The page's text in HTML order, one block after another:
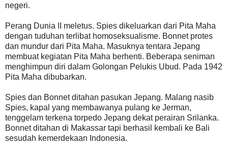
negeri.
Perang Dunia II meletus. Spies dikeluarkan dari Pita Maha
dengan tuduhan terlibat homoseksualisme. Bonnet protes
dan mundur dari Pita Maha. Masuknya tentara Jepang
membuat kegiatan Pita Maha berhenti. Beberapa seniman
menghimpun diri dalam Golongan Pelukis Ubud. Pada 1942
Pita Maha dibubarkan.
Spies dan Bonnet ditahan pasukan Jepang. Malang nasib
Spies, kapal yang membawanya pulang ke Jerman,
tenggelam terkena torpedo Jepang dekat perairan Srilanka.
Bonnet ditahan di Makassar tapi berhasil kembali ke Bali
sesudah kemerdekaan Indonesia.